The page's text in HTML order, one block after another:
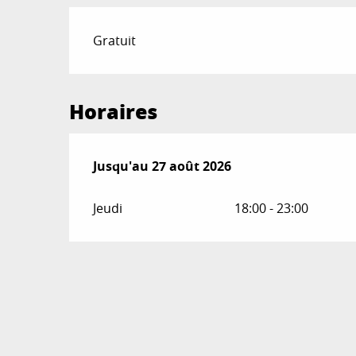
Gratuit
Horaires
Du4 juin 2026au27 août 2026
Jusqu'au 27 août 2026
Jeudi 18:00 - 23:00